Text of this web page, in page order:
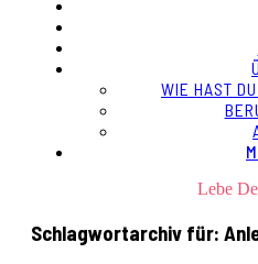
WIE HAST
Lebe
Schlagwortarchiv für: